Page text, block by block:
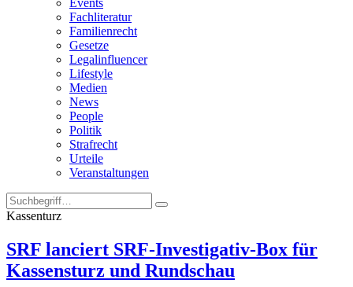
Events
Fachliteratur
Familienrecht
Gesetze
Legalinfluencer
Lifestyle
Medien
News
People
Politik
Strafrecht
Urteile
Veranstaltungen
Kassenturz
SRF lanciert SRF-Investigativ-Box für
Kassensturz und Rundschau